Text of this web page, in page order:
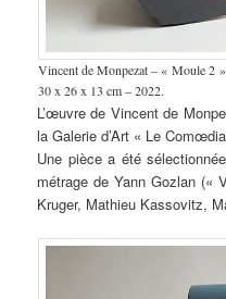
Vincent de Monpezat – « Moule 2
30 x 26 x 13 cm – 2022.
L’œuvre de Vincent de
la Galerie d’Art « Le
Une pièce a été
métrage de Yann Gozlan («
Kruger, Mathieu Kassovitz,